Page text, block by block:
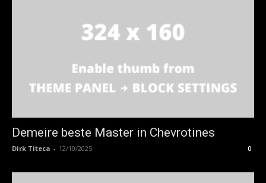
Demeire beste Master in Chevrotines
Dirk Titeca - 12/10/2025 0